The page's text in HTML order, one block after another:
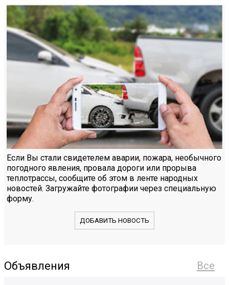
Если Вы стали свидетелем аварии, пожара, необычного
погодного явления, провала дороги или прорыва
теплотрассы, сообщите об этом в ленте народных
новостей. Загружайте фотографии через специальную
форму.
ДОБАВИТЬ НОВОСТЬ
Все
Объявления